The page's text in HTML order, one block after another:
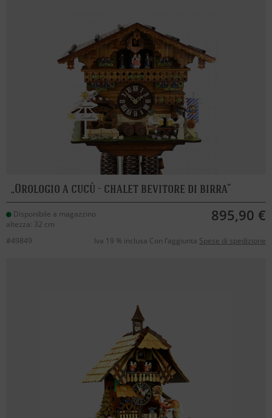
Orologio a cucù - chalet bevitore di birra
Disponibile a magazzino
altezza: 32 cm
895,90 €
#49849 Iva 19 % inclusa Con l’aggiunta Spese di spedizione